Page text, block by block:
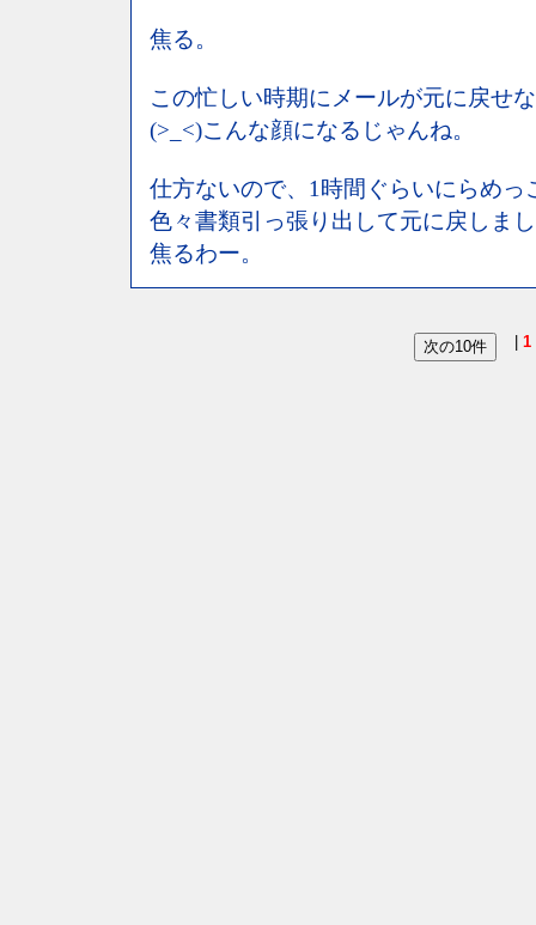
焦る。
この忙しい時期にメールが元に戻せ
(>_<)こんな顔になるじゃんね。
仕方ないので、1時間ぐらいにらめっ
色々書類引っ張り出して元に戻しま
焦るわー。
1